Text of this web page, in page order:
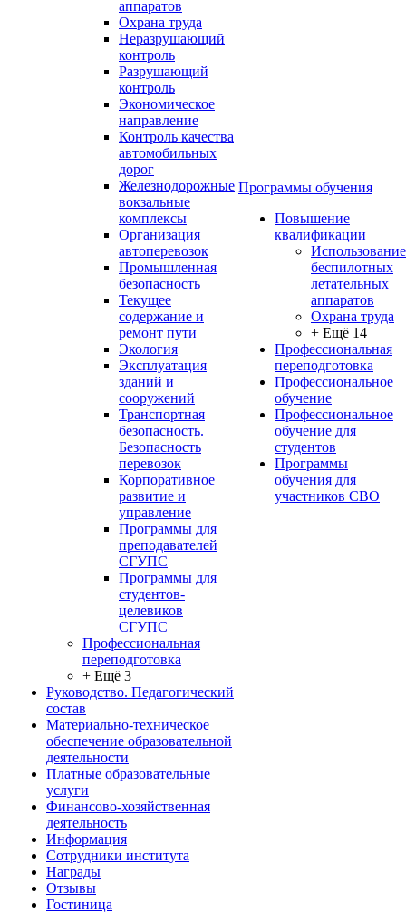
аппаратов
Охрана труда
Неразрушающий
контроль
Разрушающий
контроль
Экономическое
направление
Контроль качества
автомобильных
дорог
Железнодорожные
вокзальные
комплексы
Организация
автоперевозок
Промышленная
безопасность
Текущее
содержание и
ремонт пути
Экология
Эксплуатация
зданий и
сооружений
Транспортная
безопасность.
Безопасность
перевозок
Корпоративное
развитие и
управление
Программы для
преподавателей
СГУПС
Программы для
студентов-
целевиков
СГУПС
Профессиональная
переподготовка
+ Ещё 3
Руководство. Педагогический
состав
Материально-техническое
обеспечение образовательной
деятельности
Платные образовательные
услуги
Финансово-хозяйственная
деятельность
Информация
Сотрудники института
Награды
Отзывы
Гостиница
Программы обучения
Повышение
квалификации
Использование
беспилотных
летательных
аппаратов
Охрана труда
+ Ещё 14
Профессиональная
переподготовка
Профессиональное
обучение
Профессиональное
обучение для
студентов
Программы
обучения для
участников СВО